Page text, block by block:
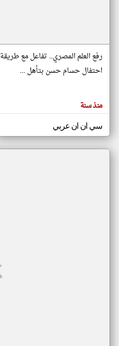
المقالات
الموجوده
هنا عن
رفع العلم المصري.. تفاعل مع طريقة
احتفال حسام حسن بتأهل ...
منذ سنة
سي ان ان عربي